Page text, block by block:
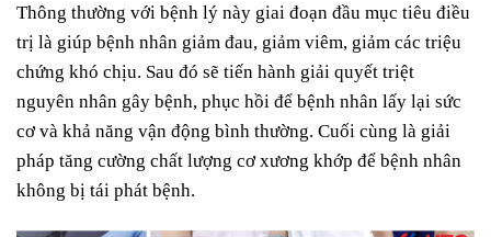
Thông thường với bệnh lý này giai đoạn đầu mục tiêu điều
trị là giúp bệnh nhân giảm đau, giảm viêm, giảm các triệu
chứng khó chịu. Sau đó sẽ tiến hành giải quyết triệt
nguyên nhân gây bệnh, phục hồi để bệnh nhân lấy lại sức
cơ và khả năng vận động bình thường. Cuối cùng là giải
pháp tăng cường chất lượng cơ xương khớp để bệnh nhân
không bị tái phát bệnh.